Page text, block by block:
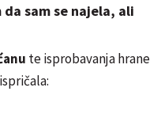
sam se najela, ali
te isprobavanja hrane